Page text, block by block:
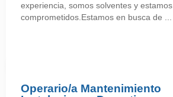
experiencia, somos solventes y estamos
comprometidos.Estamos en busca de ...
Operario/a Mantenimiento